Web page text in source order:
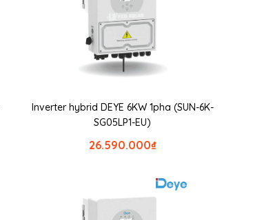
Inverter hybrid DEYE 6KW 1pha (SUN-6K-
SG05LP1-EU)
₫
26.590.000